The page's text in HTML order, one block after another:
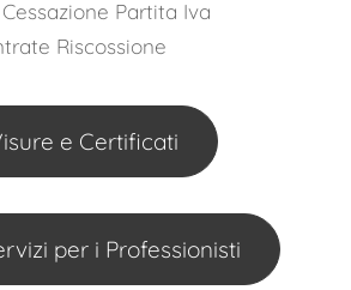
Partita Iva
Riscossione
e Certificati
per i Professionisti